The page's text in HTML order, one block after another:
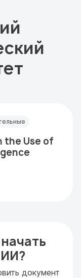
the Use of
документ